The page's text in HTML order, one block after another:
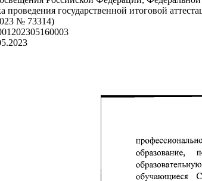
государственной итоговой
№ 73314)